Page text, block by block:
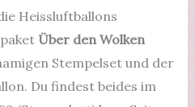
Heissluftballons
Über den Wolken
Stempelset und der
Du findest beides im